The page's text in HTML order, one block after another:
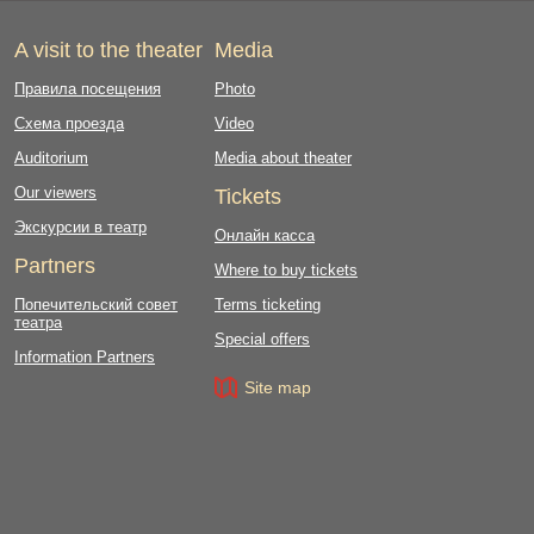
A visit to the theater
Правила посещения
Схема проезда
Auditorium
Our viewers
Экскурсии в театр
Partners
Попечительский совет
театра
Information Partners
Media
Photo
Video
Media about theater
Tickets
Онлайн касса
Where to buy tickets
Terms ticketing
Special offers
Site map